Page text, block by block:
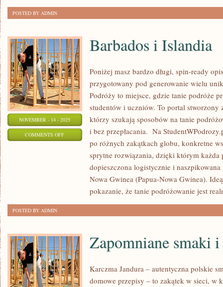
POSTED BY ADMIN
NOVEMBER - 14 - 2025
COMMENTS OFFON
BARBADOS
Barbados i Islandia
Poniżej masz bardzo długi, spin-ready
przygotowany pod generowanie wielu
Podróży to miejsce, gdzie tanie podróże
studentów i uczniów. To portal stworzony
którzy szukają sposobów na tanie
i bez przepłacania. Na
po różnych zakątkach globu, konkretne
sprytne rozwiązania, dzięki którym każda
dopieszczona logistycznie i
Nowa Gwinea (Papua-Nowa Gwinea).
pokazanie, że tanie podróżowanie jest
POSTED BY ADMIN
Zapomniane smaki
Karczma Jandura – autentyczna polskie
domowe przepisy – to zakątek w sieci, w